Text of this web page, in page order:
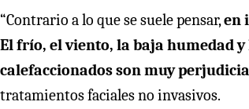
“Contrario a lo que se suele pensar,en
El frío, el viento, la baja humedad
calefaccionados son muy
tratamientos faciales no invasivos.